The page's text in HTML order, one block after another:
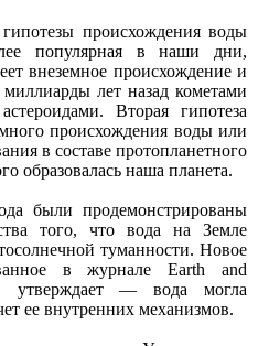
происхождения воды
популярная в наши дни,
внеземное происхождение и
лет назад кометами
Вторая гипотеза
происхождения воды или
в составе протопланетного
образовалась наша планета.
были продемонстрированы
того, что вода на Земле
туманности. Новое
в журнале Earth and
утверждает — вода могла
ее внутренних механизмов.